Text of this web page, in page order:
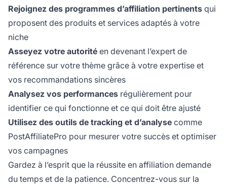
Rejoignez des programmes d’affiliation pertinents qui
proposent des produits et services adaptés à votre
niche
Asseyez votre autorité en devenant l’expert de
référence sur votre thème grâce à votre expertise et
vos recommandations sincères
Analysez vos performances régulièrement pour
identifier ce qui fonctionne et ce qui doit être ajusté
Utilisez des outils de tracking et d’analyse comme
PostAffiliatePro pour mesurer votre succès et optimiser
vos campagnes
Gardez à l’esprit que la réussite en affiliation demande
du temps et de la patience. Concentrez-vous sur la